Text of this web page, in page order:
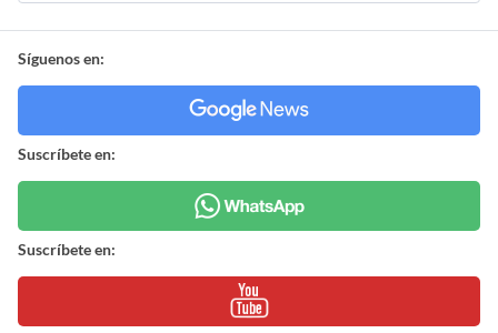
Síguenos en:
Suscríbete en:
Suscríbete en: